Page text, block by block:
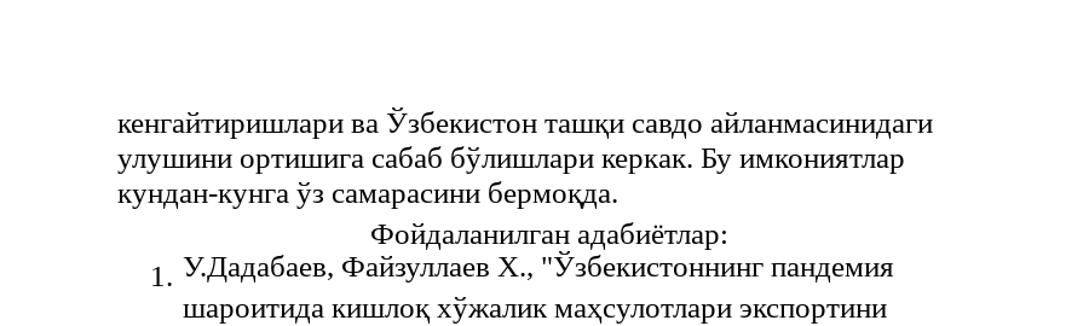
кенгайтиришлари ва Ўзбекистон ташқи савдо айланмасинидаги
улушини ортишига сабаб бўлишлари керкак. Бу имкониятлар
кундан-кунга ўз самарасини бермоқда.
Фойдаланилган адабиётлар:
1. У.Дадабаев, Файзуллаев Х., "Ўзбекистоннинг пандемия
шароитида кишлоқ хўжалик маҳсулотлари экспортини